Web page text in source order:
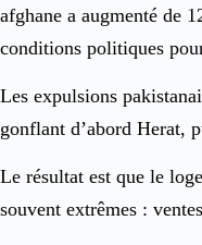
afghane a augmenté de
conditions politiques
Les expulsions
gonflant d’abord Herat,
Le résultat est que le
souvent extrêmes :